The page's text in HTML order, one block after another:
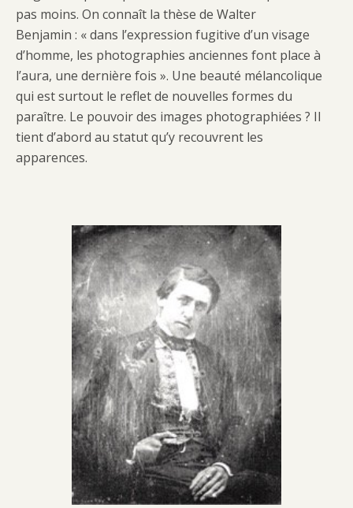
pas moins. On connaît la thèse de Walter
Benjamin : « dans l’expression fugitive d’un visage
d’homme, les photographies anciennes font place à
l’aura, une dernière fois ». Une beauté mélancolique
qui est surtout le reflet de nouvelles formes du
paraître. Le pouvoir des images photographiées ? Il
tient d’abord au statut qu’y recouvrent les
apparences.